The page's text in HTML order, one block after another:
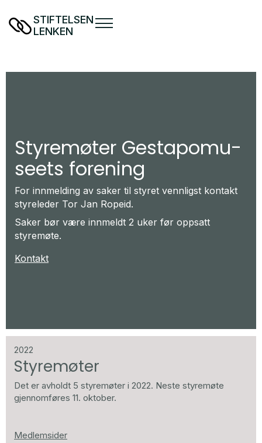
STIFTELSEN
LENKEN
Styre­mø­ter Ge­stapo­mu­
se­ets for­ening
For innmelding av saker til styret vennligst kontakt
styreleder Tor Jan Ropeid.
Saker bør være innmeldt 2 uker før oppsatt
styremøte.
Kontakt
2022
Styre­mø­ter
Det er avholdt 5 styremøter i 2022. Neste styremøte
gjennomføres 11. oktober.
Medlemsider